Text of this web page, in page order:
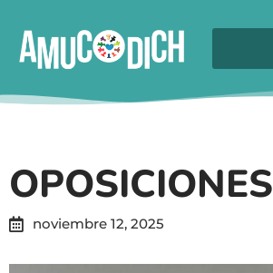
OPOSICIONES
noviembre 12, 2025